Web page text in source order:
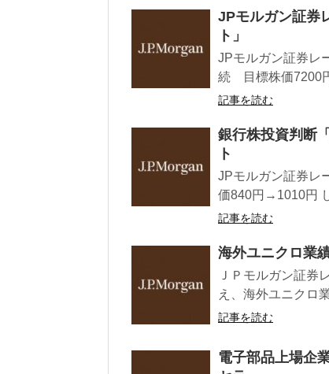
JPモルガン証券
ト」
JPモルガン証券レ
続 目標株価7200
記事を読む
銀行株投資判断
ト
JPモルガン証券レ
価840円→1010円
記事を読む
海外ユニクロ業
ＪＰモルガン証券
え、海外ユニクロ
記事を読む
電子部品上場企